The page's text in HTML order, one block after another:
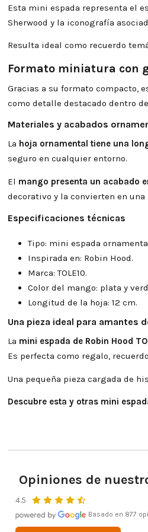
Esta mini espada representa el
Sherwood y la iconografía
Resulta ideal como recuerdo
Formato miniatura con
Gracias a su formato compacto,
como detalle destacado dentro
Materiales y acabados
La hoja ornamental tiene una
seguro en cualquier entorno.
El mango presenta un acabado
decorativo y la convierten en
Especificaciones técnicas
Tipo: mini espada
Inspirada en: Robin Hood.
Marca: TOLE10.
Color del mango: plata y
Longitud de la hoja: 12 cm.
Una pieza ideal para amantes
La mini espada de Robin Hood
Es perfecta como regalo,
Una pequeña pieza cargada de
Descubre esta y otras mini
Opiniones de
4.5
Basado en 877